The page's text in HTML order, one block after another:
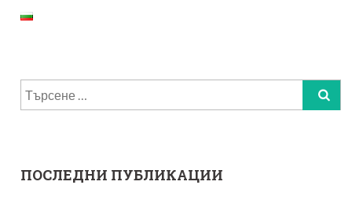
Търсене
за:
ПОСЛЕДНИ ПУБЛИКАЦИИ